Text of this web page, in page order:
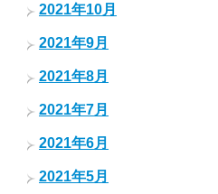
2021年10月
2021年9月
2021年8月
2021年7月
2021年6月
2021年5月